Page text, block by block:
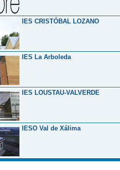
IES CRISTÓBAL LOZANO
IES La Arboleda
IES LOUSTAU-VALVERDE
IESO Val de Xálima